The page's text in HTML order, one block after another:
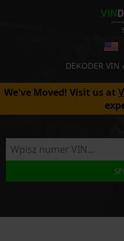
DEKODER VIN
We've Moved! Visit us at